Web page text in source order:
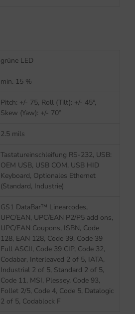
grüne LED
min. 15 %
Pitch: +/- 75, Roll (Tilt): +/- 45°,
Skew (Yaw): +/- 70°
2.5 mils
Tastatureinschleifung RS-232, USB:
OEM USB, USB COM, USB HID
Keyboard, Optionales Ethernet
(Standard, Industrie)
GS1 DataBar™ Linearcodes,
UPC/EAN, UPC/EAN P2/P5 add ons,
UPC/EAN Coupons, ISBN, Code
128, EAN 128, Code 39, Code 39
Full ASCII, Code 39 CIP, Code 32,
Codabar, Interleaved 2 of 5, IATA,
Industrial 2 of 5, Standard 2 of 5,
Code 11, MSI, Plessey, Code 93,
Follet 2/5, Code 4, Code 5, Datalogic
2 of 5, Codablock F